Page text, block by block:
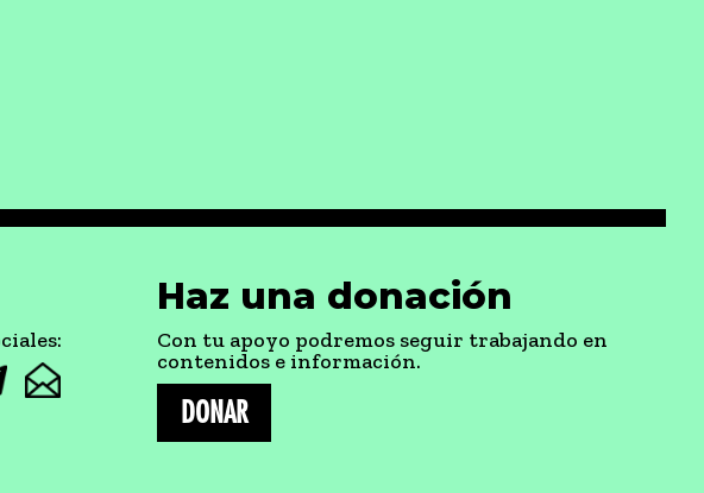
Haz una donación
Con tu apoyo podremos seguir trabajando en
contenidos e información.
DONAR